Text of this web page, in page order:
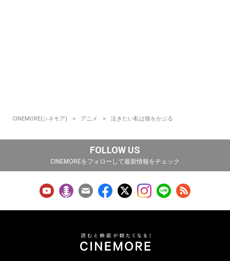
CINEMORE(シネモア) アニメ 泣きたい私は猫をかぶる
FOLLOW US
CINEMOREをフォローして最新情報をチェック